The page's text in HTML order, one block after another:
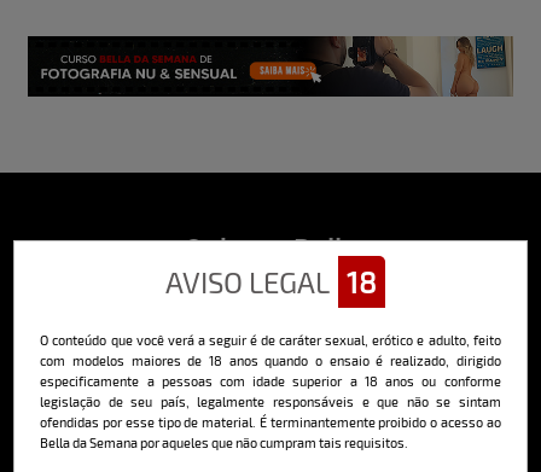
AVISO LEGAL 18
O conteúdo que você verá a seguir é de caráter sexual, erótico e adulto, feito
com modelos maiores de 18 anos quando o ensaio é realizado, dirigido
especificamente a pessoas com idade superior a 18 anos ou conforme
legislação de seu país, legalmente responsáveis e que não se sintam
ofendidas por esse tipo de material. É terminantemente proibido o acesso ao
Bella da Semana por aqueles que não cumpram tais requisitos.
Sobre o Bella
O Bella da Semana é a maior e mais longeva revista masculina digital
do Brasil, com ensaios fotográficos e vídeos exclusivos de alta
qualidade, além de conteúdo editorial sobre saúde, esportes, moda,
comportamento, relacionamentos, tecnologia e erotismo.
Saiba mais